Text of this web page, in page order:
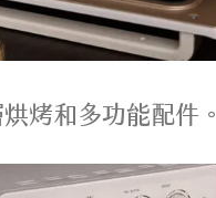
烤和多功能配件。